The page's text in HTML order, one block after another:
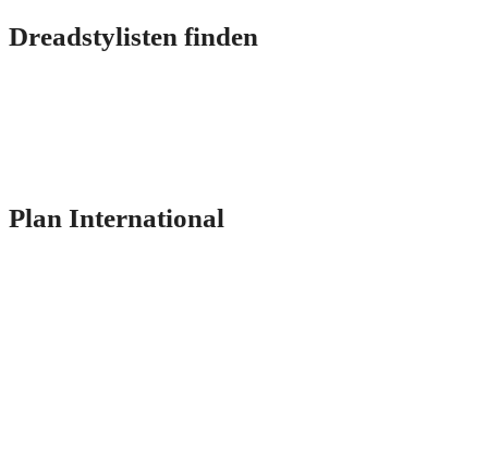
Dreadstylisten finden
Plan International